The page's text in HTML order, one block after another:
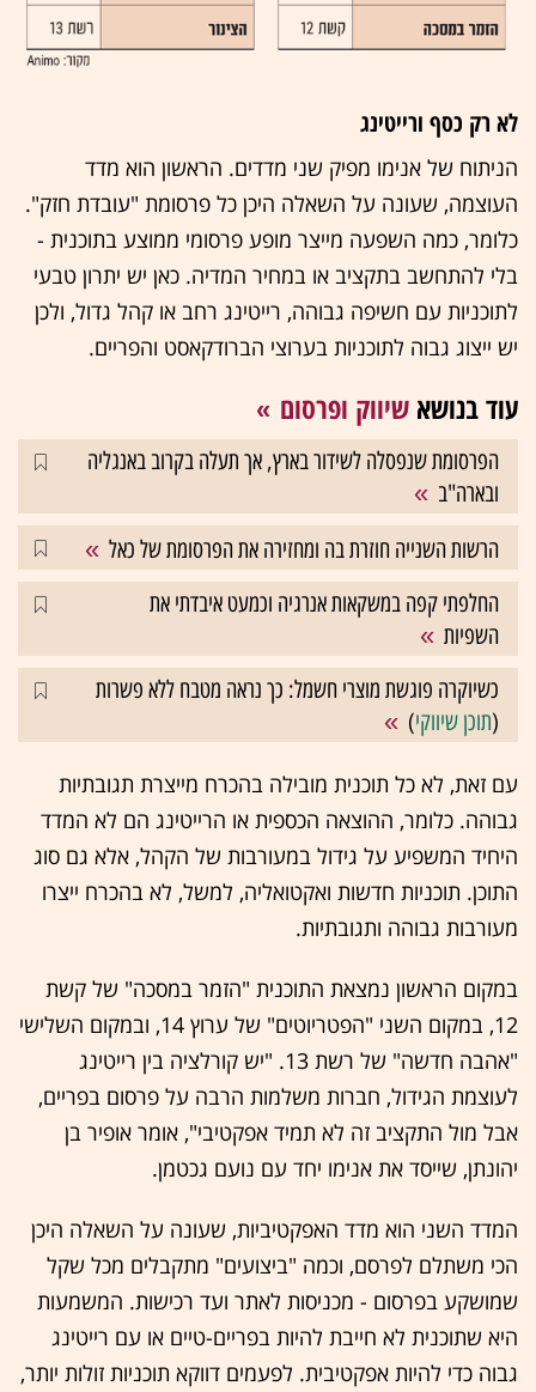
לא רק כסף ורייטינג
הניתוח של אנימו מפיק שני מדדים. הראשון הוא מדד
העוצמה, שעונה על השאלה היכן כל פרסומת "עובדת חזק".
כלומר, כמה השפעה מייצר מופע פרסומי ממוצע בתוכנית -
בלי להתחשב בתקציב או במחיר המדיה. כאן יש יתרון טבעי
לתוכניות עם חשיפה גבוהה, רייטינג רחב או קהל גדול, ולכן
יש ייצוג גבוה לתוכניות בערוצי הברודקאסט והפריים.
עוד בנושא שיווק ופרסום
הפרסומת שנפסלה לשידור בארץ, אך תעלה בקרוב באנגליה
ובארה"ב
הרשות השנייה חוזרת בה ומחזירה את הפרסומת של כאל
החלפתי קפה במשקאות אנרגיה וכמעט איבדתי את
השפיות
כשיוקרה פוגשת מוצרי חשמל: כך נראה מטבח ללא פשרות
(תוכן שיווקי)
עם זאת, לא כל תוכנית מובילה בהכרח מייצרת תגובתיות
גבוהה. כלומר, ההוצאה הכספית או הרייטינג הם לא המדד
היחיד המשפיע על גידול במעורבות של הקהל, אלא גם סוג
התוכן. תוכניות חדשות ואקטואליה, למשל, לא בהכרח ייצרו
מעורבות גבוהה ותגובתיות.
במקום הראשון נמצאת התוכנית "הזמר במסכה" של קשת
12, במקום השני "הפטריוטים" של ערוץ 14, ובמקום השלישי
"אהבה חדשה" של רשת 13. "יש קורלציה בין רייטינג
לעוצמת הגידול, חברות משלמות הרבה על פרסום בפריים,
אבל מול התקציב זה לא תמיד אפקטיבי", אומר אופיר בן
יהונתן, שייסד את אנימו יחד עם נועם גכטמן.
המדד השני הוא מדד האפקטיביות, שעונה על השאלה היכן
הכי משתלם לפרסם, וכמה "ביצועים" מתקבלים מכל שקל
שמושקע בפרסום - מכניסות לאתר ועד רכישות. המשמעות
היא שתוכנית לא חייבת להיות בפריים-טיים או עם רייטינג
גבוה כדי להיות אפקטיבית. לפעמים דווקא תוכניות זולות יותר,